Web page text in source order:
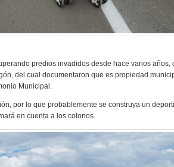
predios invadidos desde hace varios años,
del cual documentaron que es propiedad
Municipal.
por lo que probablemente se construya un
en cuenta a los colonos.